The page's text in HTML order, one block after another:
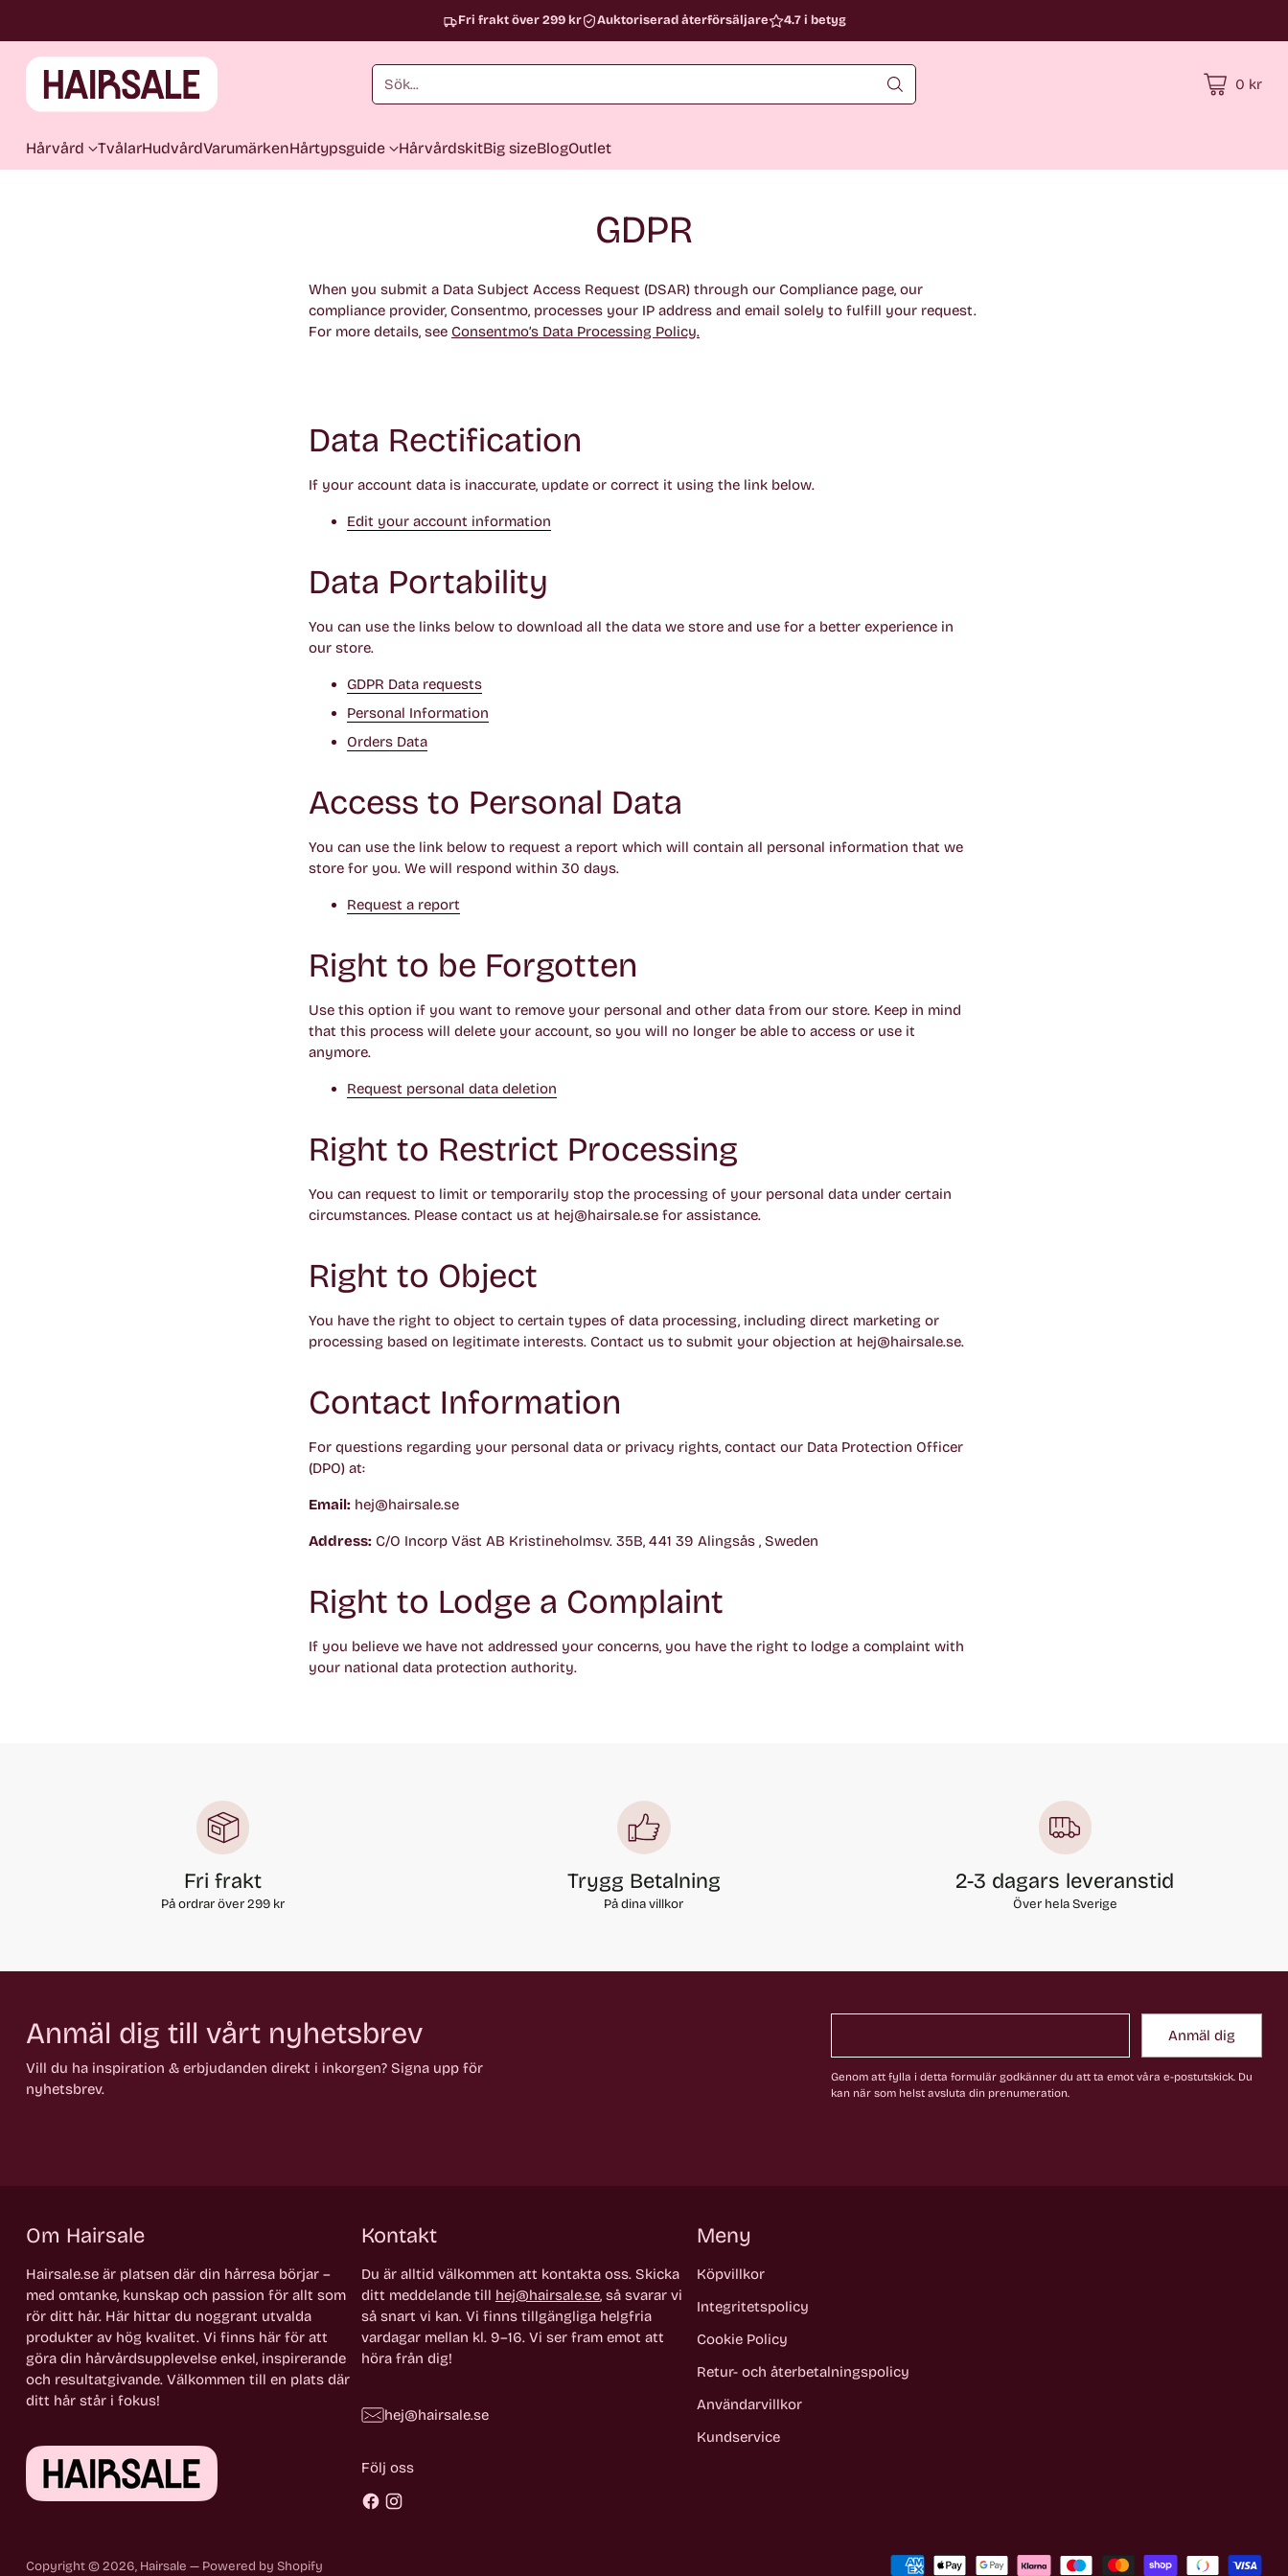
Sök... 0 kr
Hårvård TvålarHudvårdVarumärkenHårtypsguide HårvårdskitBig sizeBlogOutlet
Fri frakt över 299 kr Auktoriserad återförsäljare 4.7 i betyg
GDPR
When you submit a Data Subject Access Request (DSAR) through our Compliance page, our
compliance provider, Consentmo, processes your IP address and email solely to fulfill your request.
For more details, see Consentmo’s Data Processing Policy.
Data Rectification
If your account data is inaccurate, update or correct it using the link below.
Edit your account information
Data Portability
You can use the links below to download all the data we store and use for a better experience in
our store.
GDPR Data requests
Personal Information
Orders Data
Access to Personal Data
You can use the link below to request a report which will contain all personal information that we
store for you. We will respond within 30 days.
Request a report
Right to be Forgotten
Use this option if you want to remove your personal and other data from our store. Keep in mind
that this process will delete your account, so you will no longer be able to access or use it
anymore.
Request personal data deletion
Right to Restrict Processing
You can request to limit or temporarily stop the processing of your personal data under certain
circumstances. Please contact us at hej@hairsale.se for assistance.
Right to Object
You have the right to object to certain types of data processing, including direct marketing or
processing based on legitimate interests. Contact us to submit your objection at hej@hairsale.se.
Contact Information
For questions regarding your personal data or privacy rights, contact our Data Protection Officer
(DPO) at:
Email: hej@hairsale.se
Address: C/O Incorp Väst AB Kristineholmsv. 35B, 441 39 Alingsås , Sweden
Right to Lodge a Complaint
If you believe we have not addressed your concerns, you have the right to lodge a complaint with
your national data protection authority.
Fri frakt
På ordrar över 299 kr
Trygg Betalning
På dina villkor
2-3 dagars leveranstid
Över hela Sverige
Anmäl dig till vårt nyhetsbrev
Vill du ha inspiration & erbjudanden direkt i inkorgen? Signa upp för
nyhetsbrev.
Anmäl dig
Genom att fylla i detta formulär godkänner du att ta emot våra e-postutskick. Du
kan när som helst avsluta din prenumeration.
Om Hairsale
Hairsale.se är platsen där din hårresa börjar –
med omtanke, kunskap och passion för allt som
rör ditt hår. Här hittar du noggrant utvalda
produkter av hög kvalitet. Vi finns här för att
göra din hårvårdsupplevelse enkel, inspirerande
och resultatgivande. Välkommen till en plats där
ditt hår står i fokus!
Kontakt
Du är alltid välkommen att kontakta oss. Skicka
ditt meddelande till hej@hairsale.se, så svarar vi
så snart vi kan. Vi finns tillgängliga helgfria
vardagar mellan kl. 9–16. Vi ser fram emot att
höra från dig!
hej@hairsale.se
Följ oss
Meny
Köpvillkor
Integritetspolicy
Cookie Policy
Retur- och återbetalningspolicy
Användarvillkor
Kundservice
Copyright © 2026, Hairsale — Powered by Shopify